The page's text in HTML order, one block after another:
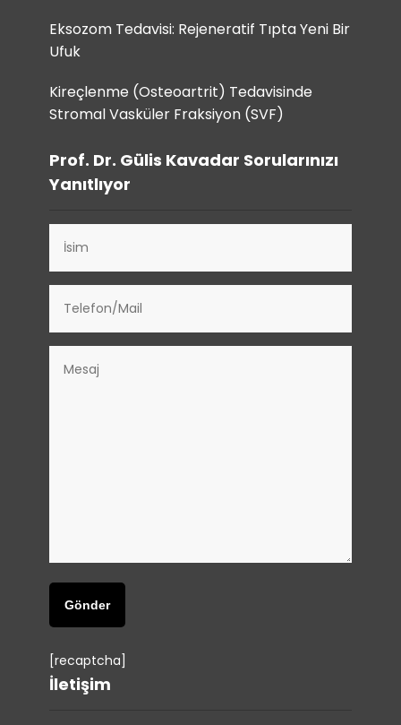
Eksozom Tedavisi: Rejeneratif Tıpta Yeni Bir
Ufuk
Kireçlenme (Osteoartrit) Tedavisinde
Stromal Vasküler Fraksiyon (SVF)
Prof. Dr. Gülis Kavadar Sorularınızı
Yanıtlıyor
[recaptcha]
İletişim